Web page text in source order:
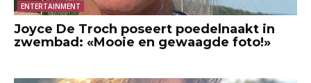
ENTERTAINMENT
Joyce De Troch poseert poedelnaakt in
zwembad: «Mooie en gewaagde foto!»